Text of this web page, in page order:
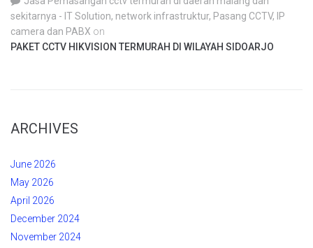
sekitarnya - IT Solution, network infrastruktur, Pasang CCTV, IP
camera dan PABX on
PAKET CCTV HIKVISION TERMURAH DI WILAYAH SIDOARJO
ARCHIVES
June 2026
May 2026
April 2026
December 2024
November 2024